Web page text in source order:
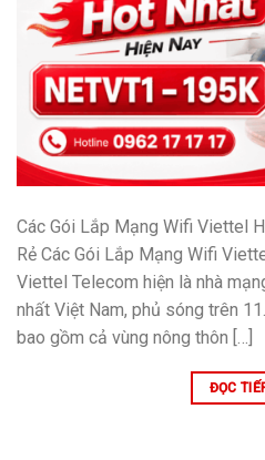
Các Gói Lắp Mạng Wifi Viettel
Rẻ Các Gói Lắp Mạng Wifi
Viettel Telecom hiện là nhà
nhất Việt Nam, phủ sóng trên
bao gồm cả vùng nông thôn […]
ĐỌC